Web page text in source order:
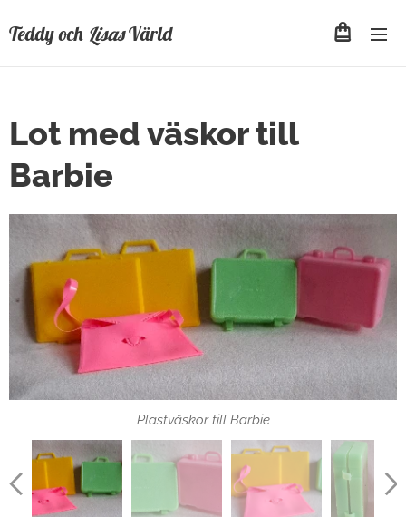
Teddy och LisasVärld
Lot med väskor till
Barbie
Plastväskor till Barbie